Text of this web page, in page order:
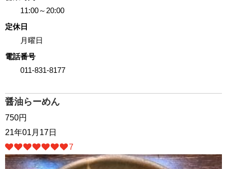
11:00～20:00
定休日
月曜日
電話番号
011-831-8177
醤油らーめん
750円
21年01月17日
7